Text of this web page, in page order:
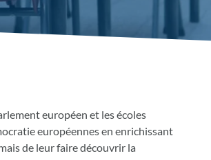
européen et les écoles
européennes en enrichissant
de leur faire découvrir la